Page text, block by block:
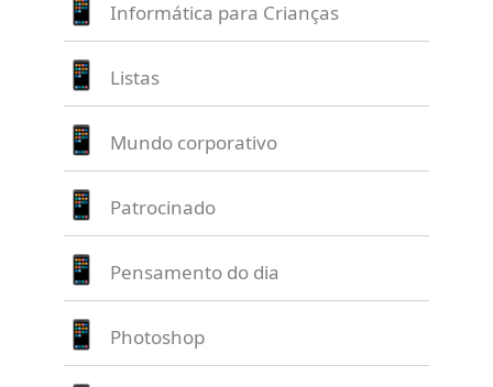
Informática para Crianças
Listas
Mundo corporativo
Patrocinado
Pensamento do dia
Photoshop